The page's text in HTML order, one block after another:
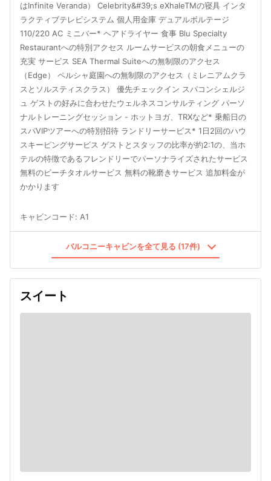
はInfinite Veranda） Celebrity&#39;s eXhaleTMの寝具 インタ
ラクティブテレビシステム 個人用金庫 デュアルボルテージ
110/220 AC ミニバー* ヘアドライヤー 食事 Blu Specialty
Restaurantへの特別アクセス ルームサービスの朝食メニューの
充実 サービス SEA Thermal Suiteへの無制限のアクセス
（Edge） ペルシャ庭園への無制限のアクセス（ミレニアムクラ
スとソルスティスクラス） 優先チェックイン スパコンシェルジ
ュ ゲストの好みに合わせたウェルネスコンサルティング パーソ
ナルトレーニングセッション - ホットヨガ、TRXなど* 乗船日の
スパVIPツアーへの特別招待 ランドリーサービス* 1日2回のハウ
スキーピングサービス ゲストとスタッフの比率が約2:1の、当ホ
テルの特徴であるフレンドリーでパーソナライズされたサービス
無料のビーチタオルサービス 無料の靴磨きサービス 追加料金が
かかります
キャビンコード: A1
バルコニーキャビンを全て見る (17件)
スイート